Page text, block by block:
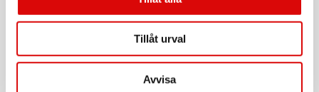
Tillåt urval
Avvisa
Tillv. art. nr:
8916
Rek: 699,00 kr